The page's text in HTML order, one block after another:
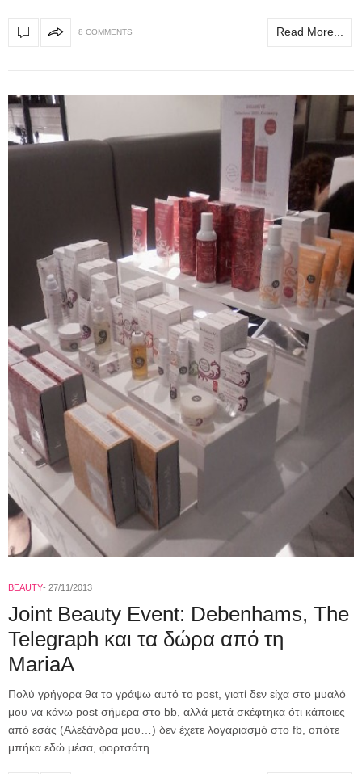
8 COMMENTS Read More...
BEAUTY 27/11/2013
Joint Beauty Event: Debenhams, The
Telegraph και τα δώρα από τη
MariaA
Πολύ γρήγορα θα το γράψω αυτό το post, γιατί δεν είχα στο μυαλό
μου να κάνω post σήμερα στο bb, αλλά μετά σκέφτηκα ότι κάποιες
από εσάς (Αλεξάνδρα μου…) δεν έχετε λογαριασμό στο fb, οπότε
μπήκα εδώ μέσα, φορτσάτη.